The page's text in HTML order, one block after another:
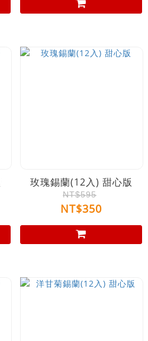
玫瑰錫蘭(12入) 甜心版
NT$595
NT$350